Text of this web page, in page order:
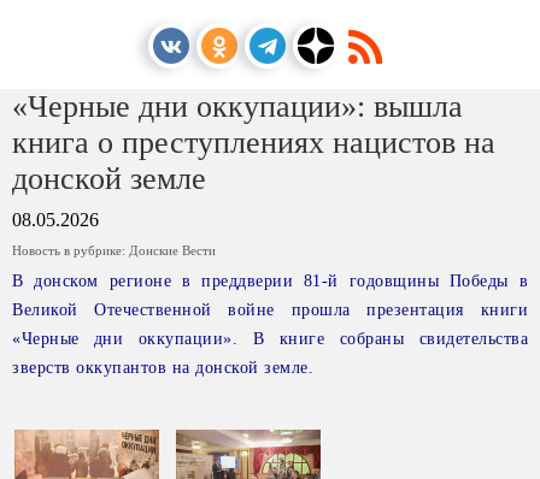
«Черные дни оккупации»: вышла
книга о преступлениях нацистов на
донской земле
08.05.2026
Новость в рубрике: Донские Вести
В донском регионе в преддверии 81-й годовщины Победы в
Великой Отечественной войне прошла презентация книги
«Черные дни оккупации». В книге собраны свидетельства
зверств оккупантов на донской земле.